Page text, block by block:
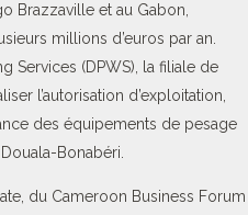
Brazzaville et au Gabon,
millions d’euros par an.
Services (DPWS), la filiale de
l’autorisation d’exploitation,
des équipements de pesage
Bonabéri.
du Cameroon Business Forum